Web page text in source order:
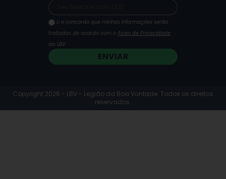
Li e concordo que minhas informações serão
tratadas de acordo com o Aviso de Privacidade
da LBV
ENVIAR
Copyright 2026 - LBV - Legião da Boa Vontade. Todos os direitos
reservados.